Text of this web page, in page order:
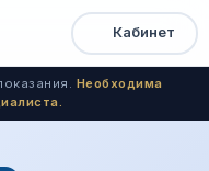
Открыть
меню
Быстрый
доступ
Кабинет
Необходима